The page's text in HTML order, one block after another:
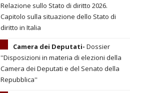
Relazione sullo Stato di diritto 2026.
Capitolo sulla situazione dello Stato di
diritto in Italia
Camera dei Deputati- Dossier
''Disposizioni in materia di elezioni della
Camera dei Deputati e del Senato della
Repubblica''